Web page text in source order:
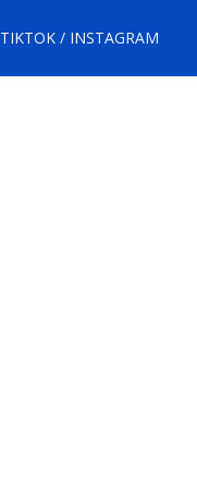
TIKTOK / INSTAGRAM